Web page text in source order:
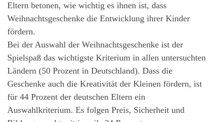
Eltern betonen, wie wichtig es ihnen ist, dass
Weihnachtsgeschenke die Entwicklung ihrer Kinder
fördern.
Bei der Auswahl der Weihnachtsgeschenke ist der
Spielspaß das wichtigste Kriterium in allen untersuchten
Ländern (50 Prozent in Deutschland). Dass die
Geschenke auch die Kreativität der Kleinen fördern, ist
für 44 Prozent der deutschen Eltern ein
Auswahlkriterium. Es folgen Preis, Sicherheit und